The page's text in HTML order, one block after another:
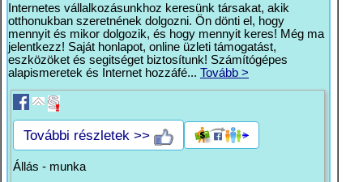
Internetes vállalkozásunkhoz keresünk társakat, akik
otthonukban szeretnének dolgozni. Ön dönti el, hogy
mennyit és mikor dolgozik, és hogy mennyit keres! Még ma
jelentkezz! Saját honlapot, online üzleti támogatást,
eszközöket és segitséget biztosítunk! Számítógépes
alapismeretek és Internet hozzáfé... Tovább >
További részletek >>
Állás - munka